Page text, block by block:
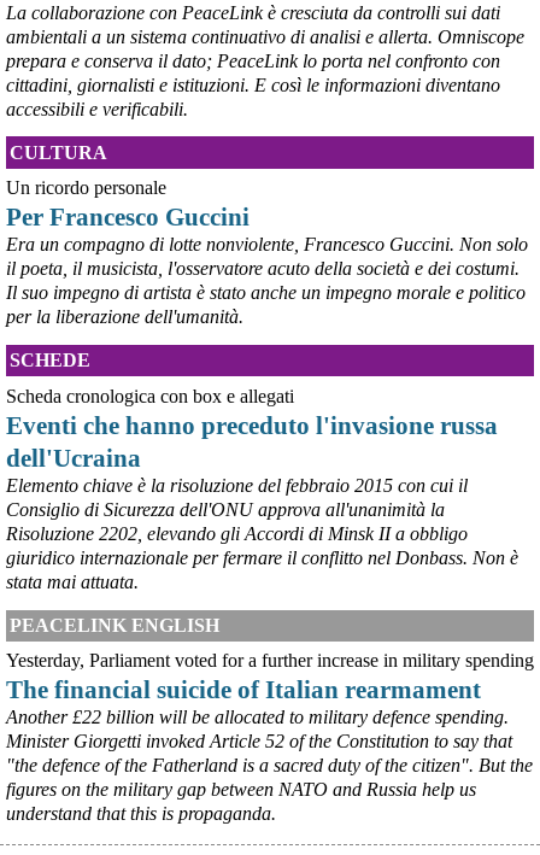
@peacelink - 6/8/2026 21:50
corriereditaranto.it/2026/08/0
Aprendo i lavori, il ministro Urso ha sottolineato come il Governo
debba necessariamente prendere atto della decisione della Corte
d’Appello di Milano, ricordando che il provvedimento è già stato
inserito nella data room della procedura di vendita. “Alla luce del
nuovo scenario – ha spiegato – Jindal ha presentato una proposta
aggiornata sull’intero perimetro aziendale che tiene conto della
chiusura dell’area a caldo e che i commissari stanno valutando”.
#ILVA #Taranto
@peacelink - 6/8/2026 21:45
borsaitaliana.it/borsa/notizie
Si sta ragionando su un piano B per Taranto dopo la chiusura
dell’area a caldo dell’ILVA?
@peacelink - 6/8/2026 21:41
cronachetarantine.it/index.php
il Governo ha manifestato l’intenzione di predisporre un
provvedimento straordinario per attenuare le conseguenze
economiche e sociali della prevista fermata dell’area a caldo e ha
chiesto alle rappresentanze del territorio di formulare proposte
concrete per definirne i contenuti. Casartigiani valuta positivamente
questa disponibilità.
#ILVA #Taranto
La collaborazione con PeaceLink è cresciuta da controlli sui dati
ambientali a un sistema continuativo di analisi e allerta. Omniscope
prepara e conserva il dato; PeaceLink lo porta nel confronto con
cittadini, giornalisti e istituzioni. E così le informazioni diventano
accessibili e verificabili.
CULTURA
Un ricordo personale
Per Francesco Guccini
Era un compagno di lotte nonviolente, Francesco Guccini. Non solo
il poeta, il musicista, l'osservatore acuto della società e dei costumi.
Il suo impegno di artista è stato anche un impegno morale e politico
per la liberazione dell'umanità.
SCHEDE
Scheda cronologica con box e allegati
Eventi che hanno preceduto l'invasione russa
dell'Ucraina
Elemento chiave è la risoluzione del febbraio 2015 con cui il
Consiglio di Sicurezza dell'ONU approva all'unanimità la
Risoluzione 2202, elevando gli Accordi di Minsk II a obbligo
giuridico internazionale per fermare il conflitto nel Donbass. Non è
stata mai attuata.
PEACELINK ENGLISH
Yesterday, Parliament voted for a further increase in military spending
The financial suicide of Italian rearmament
Another £22 billion will be allocated to military defence spending.
Minister Giorgetti invoked Article 52 of the Constitution to say that
"the defence of the Fatherland is a sacred duty of the citizen". But the
figures on the military gap between NATO and Russia help us
understand that this is propaganda.